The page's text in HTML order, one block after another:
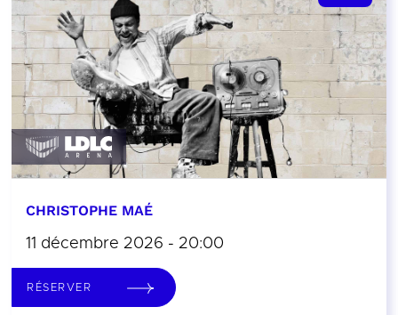
CHRISTOPHE MAÉ
11 décembre 2026 - 20:00
RÉSERVER